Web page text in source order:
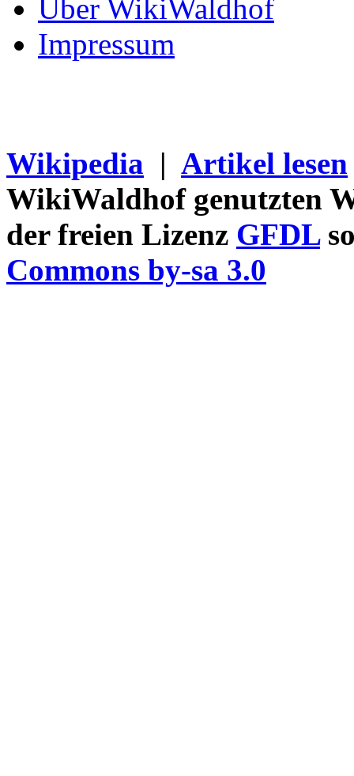
Über WikiWaldhof
Impressum
Wikipedia | Artikel lesen
WikiWaldhof genutzten
der freien Lizenz GFDL
Commons by-sa 3.0